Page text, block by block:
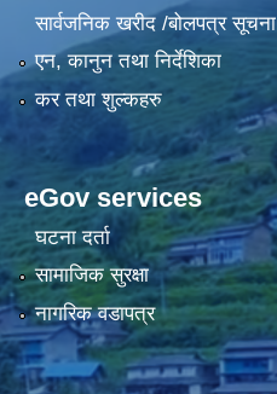
सार्वजनिक खरीद /बोलपत्र सूचना
एन, कानुन तथा निर्देशिका
कर तथा शुल्कहरु
eGov services
घटना दर्ता
सामाजिक सुरक्षा
नागरिक वडापत्र